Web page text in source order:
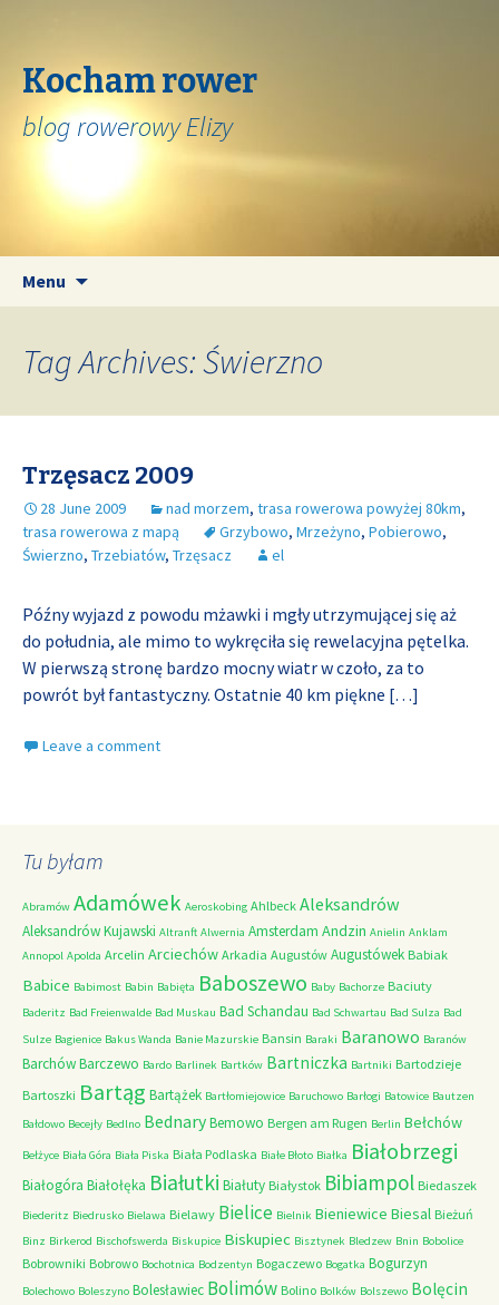
Kocham rower
blog rowerowy Elizy
Menu
Tag Archives: Świerzno
Trzęsacz 2009
28 June 2009 nad morzem, trasa rowerowa powyżej 80km,
trasa rowerowa z mapą
Grzybowo, Mrzeżyno, Pobierowo,
Świerzno, Trzebiatów, Trzęsacz el
Późny wyjazd z powodu mżawki i mgły utrzymującej się aż
do południa, ale mimo to wykręciła się rewelacyjna pętelka.
W pierwszą stronę bardzo mocny wiatr w czoło, za to
powrót był fantastyczny. Ostatnie 40 km piękne […]
Leave a comment
Tu byłam
Abramów Adamówek Aeroskobing Ahlbeck Aleksandrów
Aleksandrów Kujawski Altranft Alwernia Amsterdam Andzin Anielin Anklam
Annopol Apolda Arcelin Arciechów Arkadia Augustów Augustówek Babiak
Babice Babimost Babin Babięta Baboszewo Baby Bachorze Baciuty
Baderitz Bad Freienwalde Bad Muskau Bad Schandau Bad Schwartau Bad Sulza Bad
Sulze Bagienice Bakus Wanda Banie Mazurskie Bansin Baraki Baranowo Baranów
BarchówBarczewo Bardo Barlinek Bartków Bartniczka Bartniki Bartodzieje
Bartoszki Bartąg Bartążek Bartłomiejowice Baruchowo Barłogi Batowice Bautzen
Bałdowo Becejły Bedlno BednaryBemowo Bergen am Rugen Berlin Bełchów
Bełżyce Biała Góra Biała Piska Biała Podlaska Białe Błoto Białka Białobrzegi
Białogóra Białołęka Białutki Białuty Białystok Bibiampol Biedaszek
Biederitz Biedrusko Bielawa Bielawy Bielice Bielnik Bieniewice Biesal Bieżuń
Binz Birkerod Bischofswerda Biskupice Biskupiec Bisztynek Bledzew Bnin Bobolice
Bobrowniki Bobrowo Bochotnica Bodzentyn Bogaczewo Bogatka Bogurzyn
Bolechowo Boleszyno Bolesławiec Bolimów Bolino Bolków Bolszewo Bolęcin